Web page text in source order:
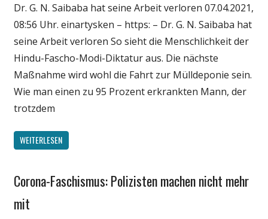
Politik
Wirtschaft
Wissenschaft
Dr. G. N. Saibaba hat seine Arbeit verloren 07.04.2021,
08:56 Uhr. einartysken – https: – Dr. G. N. Saibaba hat
seine Arbeit verloren So sieht die Menschlichkeit der
Hindu-Fascho-Modi-Diktatur aus. Die nächste
Maßnahme wird wohl die Fahrt zur Mülldeponie sein.
Wie man einen zu 95 Prozent erkrankten Mann, der
trotzdem
WEITERLESEN
Gesellschaft
Medien
Corona-Faschismus: Polizisten machen nicht mehr
mit